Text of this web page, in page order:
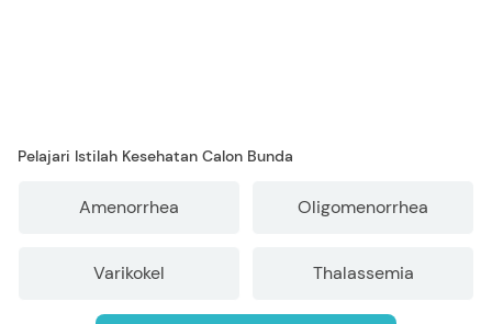
Pelajari Istilah Kesehatan Calon Bunda
Amenorrhea Oligomenorrhea
Varikokel Thalassemia